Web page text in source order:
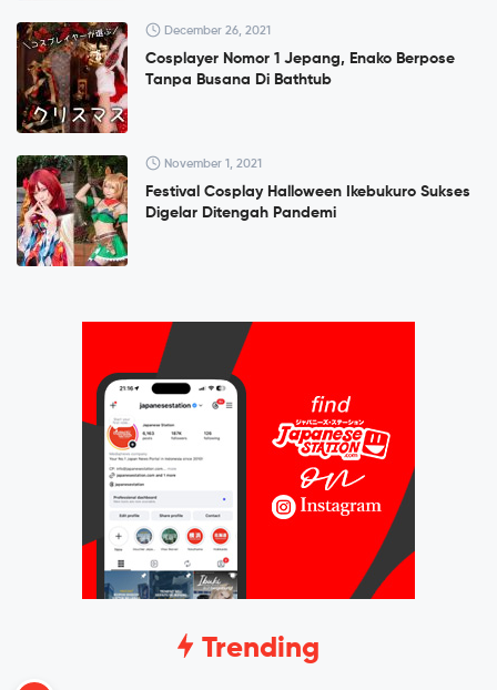
December 26, 2021
Cosplayer Nomor 1 Jepang, Enako Berpose
Tanpa Busana Di Bathtub
November 1, 2021
Festival Cosplay Halloween Ikebukuro Sukses
Digelar Ditengah Pandemi
Trending